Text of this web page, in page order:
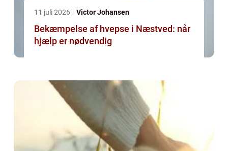
11 juli 2026 Victor Johansen
Bekæmpelse af hvepse i Næstved: når
hjælp er nødvendig